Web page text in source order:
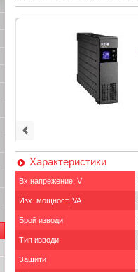
Характеристики
Вх.напрежение, V
Изх. мощност, VA
Брой изводи
Тип изводи
Защити